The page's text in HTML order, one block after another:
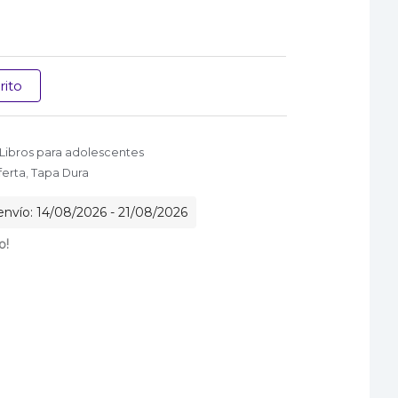
Libros para adolescentes
, Tapa Dura
14/08/2026 - 21/08/2026